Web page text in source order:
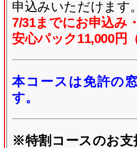
申込みいただけます。
7/31までにお申込み
安心パック11,000円
本コースは免許の
す。
※特割コースのお支